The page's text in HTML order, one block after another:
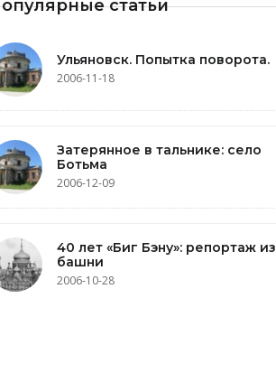
статьи
Ульяновск. Попытка поворота.
2006-11-18
Затерянное в тальнике: село
Ботьма
2006-12-09
40 лет «Биг Бэну»: репортаж из
башни
2006-10-28